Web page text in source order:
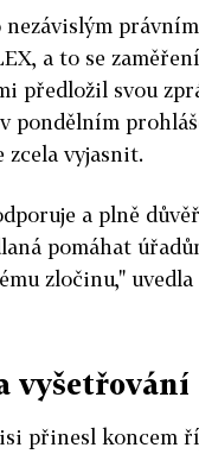
nezávislým
a to se
předložil svou
pondělním
zcela vyjasnit.
a plně
pomáhat
zločinu,"
vyšetřování
přinesl koncem